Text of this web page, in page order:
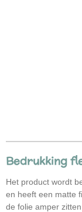
Bedrukking
Het product wordt
en heeft een matte
de folie amper